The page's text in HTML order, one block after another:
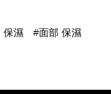
保濕 #面部 保濕